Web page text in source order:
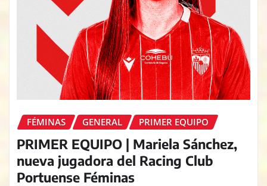
FÉMINAS GENERAL PRIMER EQUIPO
PRIMER EQUIPO | Mariela Sánchez,
nueva jugadora del Racing Club
Portuense Féminas